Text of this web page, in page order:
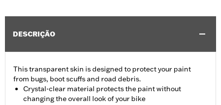
DESCRIÇÃO
This transparent skin is designed to protect your paint
from bugs, boot scuffs and road debris.
Crystal-clear material protects the paint without
changing the overall look of your bike